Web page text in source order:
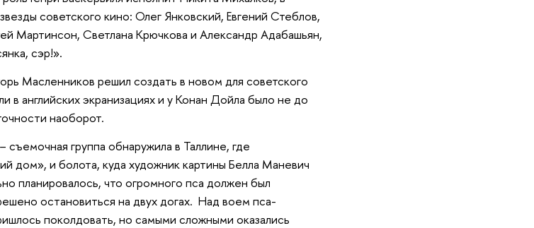
советского кино: Олег Янковский, Евгений Стеблов,
Мартинсон, Светлана Крючкова и Александр Адабашьян,
сэр!».
Масленников решил создать в новом для советского
в английских экранизациях и у Конан Дойла было не до
наоборот.
съемочная группа обнаружила в Таллине, где
дом», и болота, куда художник картины Белла Маневич
планировалось, что огромного пса должен был
остановиться на двух догах. Над воем пса-
поколдовать, но самыми сложными оказались